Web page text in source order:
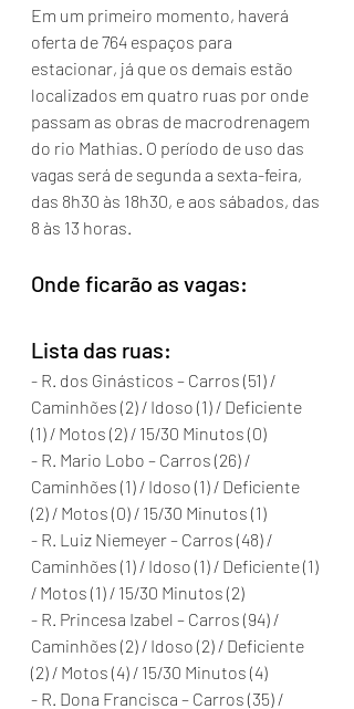
Em um primeiro momento, haverá
oferta de 764 espaços para
estacionar, já que os demais estão
localizados em quatro ruas por onde
passam as obras de macrodrenagem
do rio Mathias. O período de uso das
vagas será de segunda a sexta-feira,
das 8h30 às 18h30, e aos sábados, das
8 às 13 horas.
Onde ficarão as vagas:
Lista das ruas:
- R. dos Ginásticos – Carros (51) /
Caminhões (2) / Idoso (1) / Deficiente
(1) / Motos (2) / 15/30 Minutos (0)
- R. Mario Lobo – Carros (26) /
Caminhões (1) / Idoso (1) / Deficiente
(2) / Motos (0) / 15/30 Minutos (1)
- R. Luiz Niemeyer – Carros (48) /
Caminhões (1) / Idoso (1) / Deficiente (1)
/ Motos (1) / 15/30 Minutos (2)
- R. Princesa Izabel – Carros (94) /
Caminhões (2) / Idoso (2) / Deficiente
(2) / Motos (4) / 15/30 Minutos (4)
- R. Dona Francisca – Carros (35) /